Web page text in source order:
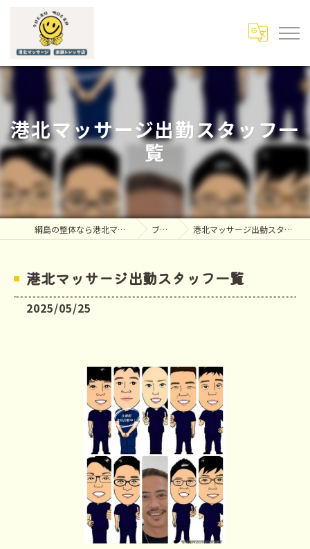
港北マッサージ出勤スタッフ一
覧
綱島の整体なら港北マッサージ ブログ 港北マッサージ出勤スタッフ一覧
港北マッサージ出勤スタッフ一覧
2025/05/25